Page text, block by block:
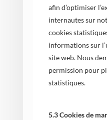
afin d’optimiser
internautes sur
cookies
informations sur
site web. Nous
permission pour
statistiques.
5.3 Cookies de